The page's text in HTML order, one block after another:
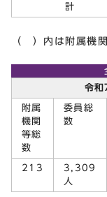
計
（ ）内は附属機
令和
附属
機関
等総
数
委員総
数
213
3,309
人